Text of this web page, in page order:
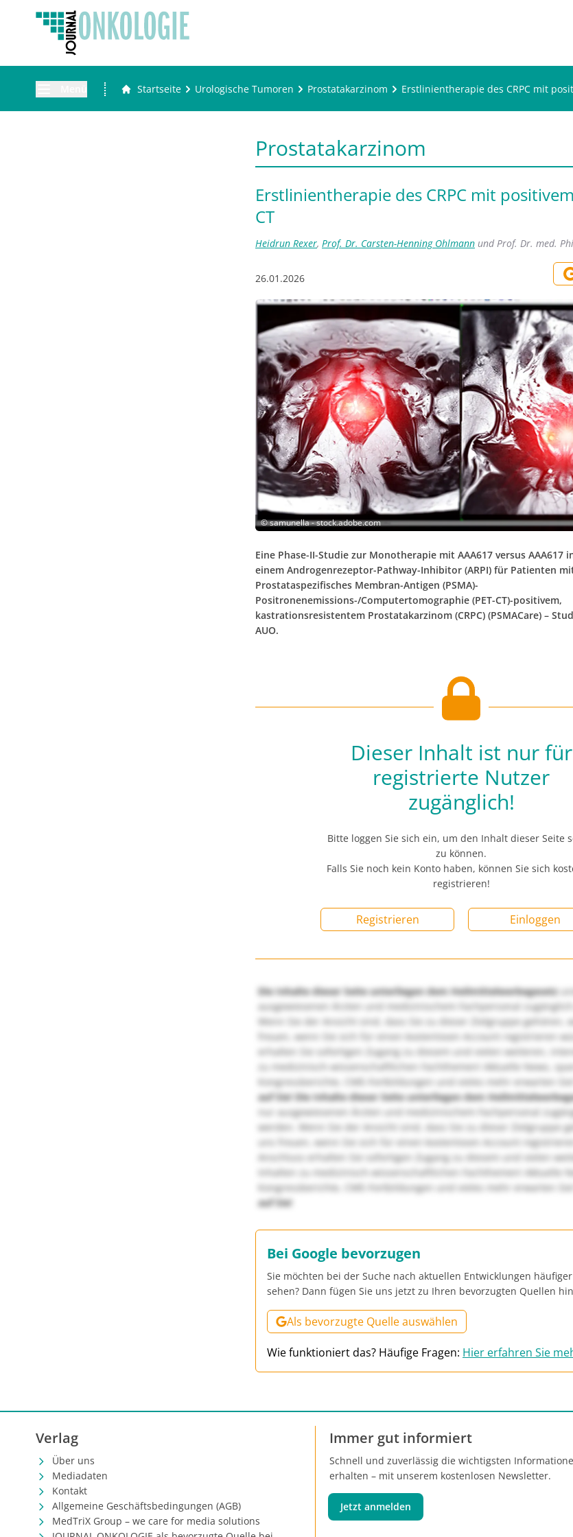
Startseite Urologische Tumoren Prostatakarzinom Erstlinientherapie des CRPC mit
Prostatakarzinom
Erstlinientherapie des CRPC mit positivem
CT
Heidrun Rexer, Prof. Dr. Carsten-Henning Ohlmann undProf. Dr. med.
26.01.2026
©samunella - stock.adobe.com
Eine Phase-II-Studie zur Monotherapie mit AAA617 versus AAA617
einem Androgenrezeptor-Pathway-Inhibitor (ARPI) für Patienten
Prostataspezifisches Membran-Antigen (PSMA)-
Positronenemissions-/Computertomographie (PET-CT)-positivem,
kastrationsresistentem Prostatakarzinom (CRPC) (PSMACare) –
AUO.
Dieser Inhalt ist nur für
registrierte Nutzer
zugänglich!
Bitte loggen Sie sich ein, um den Inhalt dieser Seite
zu können.
Falls Sie noch kein Konto haben, können Sie sich
registrieren!
Registrieren Einloggen
Die Inhalte dieser Seite unterliegen dem Heilmittelwerbegesetz
ausgewiesenen Ärzten und medizinischem Fachpersonal
Wenn Sie der Ansicht sind, dass Sie zu dieser Zielgruppe gehören,
freuen, wenn Sie sich für einen kostenlosen Account registrieren
erhalten Sie sofortigen Zugang zu diesem und vielen weiteren,
zu medizinisch-wissenschaftlichen Fachthemen! Aktuelle News,
Kongressberichte, CME-Fortbildungen und vieles mehr erwarten
auf Sie! Die Inhalte dieser Seite unterliegen dem
nur ausgewiesenen Ärzten und medizinischem Fachpersonal
werden. Wenn Sie der Ansicht sind, dass Sie zu dieser Zielgruppe
uns freuen, wenn Sie sich für einen kostenlosen Account
Anschluss erhalten Sie sofortigen Zugang zu diesem und vielen
Inhalten zu medizinisch-wissenschaftlichen Fachthemen! Aktuelle
Kongressberichte, CME-Fortbildungen und vieles mehr erwarten Sie!
auf Sie!
Bei Google bevorzugen
Sie möchten bei der Suche nach aktuellen Entwicklungen
sehen? Dann fügen Sie uns jetzt zu Ihren bevorzugten Quellen
Als bevorzugte Quelle auswählen
Wie funktioniert das? Häufige Fragen: Hier erfahren Sie
Verlag
Über uns
Mediadaten
Kontakt
Allgemeine Geschäftsbedingungen (AGB)
MedTriX Group – we care for media solutions
Immer gut informiert
Schnell und zuverlässig die wichtigsten
erhalten – mit unserem kostenlosen Newsletter.
Jetzt anmelden